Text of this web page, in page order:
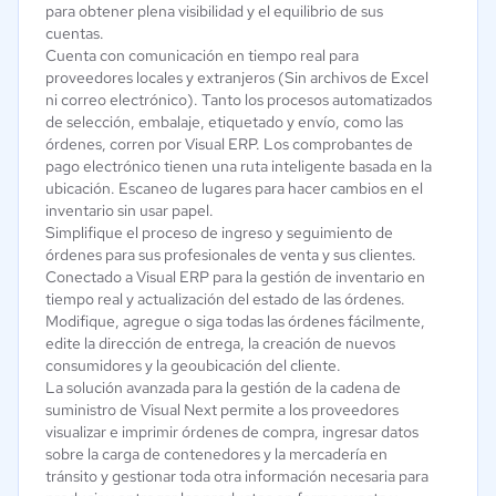
para obtener plena visibilidad y el equilibrio de sus
cuentas.
Cuenta con comunicación en tiempo real para
proveedores locales y extranjeros (Sin archivos de Excel
ni correo electrónico). Tanto los procesos automatizados
de selección, embalaje, etiquetado y envío, como las
órdenes, corren por Visual ERP. Los comprobantes de
pago electrónico tienen una ruta inteligente basada en la
ubicación. Escaneo de lugares para hacer cambios en el
inventario sin usar papel.
Simplifique el proceso de ingreso y seguimiento de
órdenes para sus profesionales de venta y sus clientes.
Conectado a Visual ERP para la gestión de inventario en
tiempo real y actualización del estado de las órdenes.
Modifique, agregue o siga todas las órdenes fácilmente,
edite la dirección de entrega, la creación de nuevos
consumidores y la geoubicación del cliente.
La solución avanzada para la gestión de la cadena de
suministro de Visual Next permite a los proveedores
visualizar e imprimir órdenes de compra, ingresar datos
sobre la carga de contenedores y la mercadería en
tránsito y gestionar toda otra información necesaria para